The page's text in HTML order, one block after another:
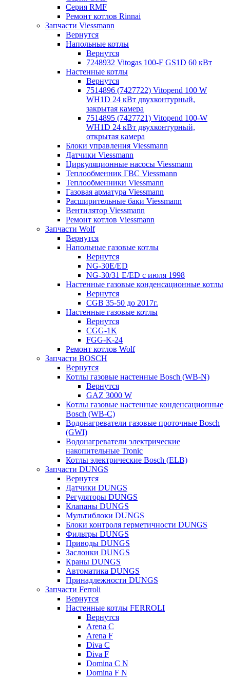
Серия RMF
Ремонт котлов Rinnai
Запчасти Viessmann
Вернутся
Напольные котлы
Вернутся
7248932 Vitogas 100-F GS1D 60 кВт
Настенные котлы
Вернутся
7514896 (7427722) Vitopend 100 W
WH1D 24 кВт двухконтурный,
закрытая камера
7514895 (7427721) Vitopend 100-W
WH1D 24 кВт двухконтурный,
открытая камера
Блоки управления Viessmann
Датчики Viessmann
Циркуляционные насосы Viessmann
Теплообменник ГВС Viessmann
Теплообменники Viessmann
Газовая арматура Viessmann
Расширительные баки Viessmann
Вентилятор Viessmann
Ремонт котлов Viessmann
Запчасти Wolf
Вернутся
Напольные газовые котлы
Вернутся
NG-30E/ED
NG-30/31 E/ED с июля 1998
Настенные газовые конденсационные котлы
Вернутся
CGB 35-50 до 2017г.
Настенные газовые котлы
Вернутся
CGG-1K
FGG-K-24
Ремонт котлов Wolf
Запчасти BOSCH
Вернутся
Котлы газовые настенные Bosch (WB-N)
Вернутся
GAZ 3000 W
Котлы газовые настенные конденсационные
Bosch (WB-C)
Водонагреватели газовые проточные Bosch
(GWI)
Водонагреватели электрические
накопительные Tronic
Котлы электрические Bosch (ELB)
Запчасти DUNGS
Вернутся
Датчики DUNGS
Регуляторы DUNGS
Клапаны DUNGS
Мультиблоки DUNGS
Блоки контроля герметичности DUNGS
Фильтры DUNGS
Приводы DUNGS
Заслонки DUNGS
Краны DUNGS
Автоматика DUNGS
Принадлежности DUNGS
Запчасти Ferroli
Вернутся
Настенные котлы FERROLI
Вернутся
Arena C
Arena F
Diva C
Diva F
Domina C N
Domina F N